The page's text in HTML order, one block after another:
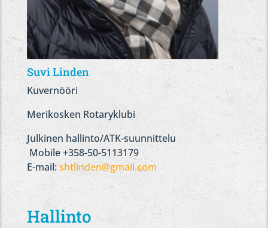
Suvi Linden
Kuvernööri
Merikosken Rotaryklubi
Julkinen hallinto/ATK-suunnittelu
Mobile +358-50-5113179
E-mail:shtlinden@gmail.com
Hallinto